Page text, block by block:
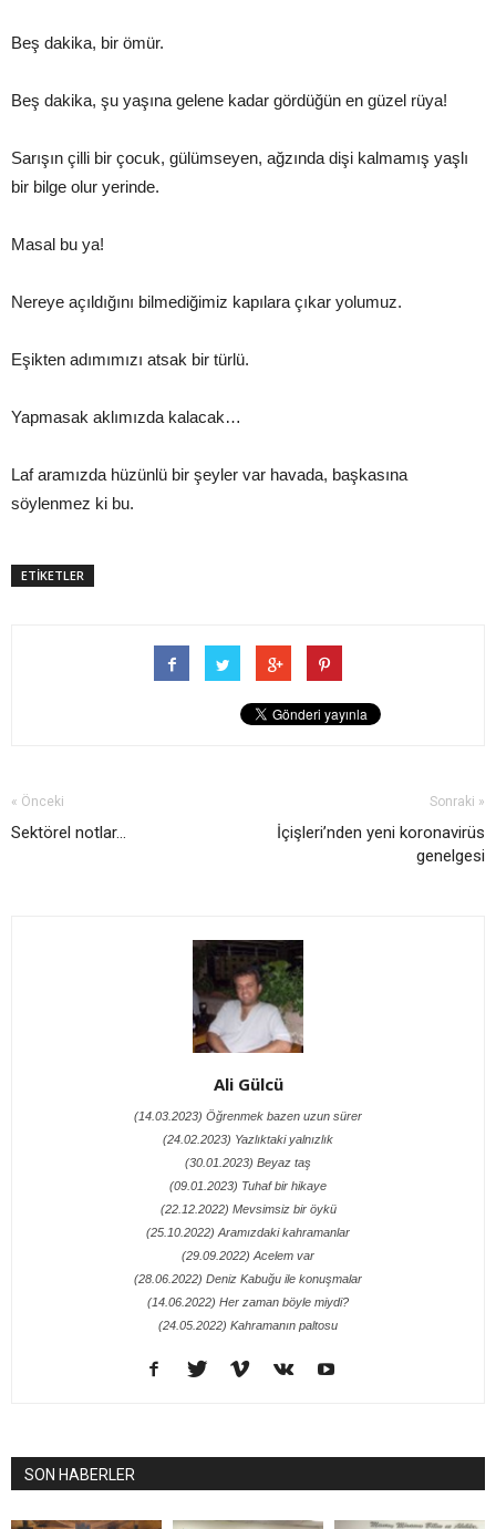
Beş dakika, bir ömür.
Beş dakika, şu yaşına gelene kadar gördüğün en güzel rüya!
Sarışın çilli bir çocuk, gülümseyen, ağzında dişi kalmamış yaşlı
bir bilge olur yerinde.
Masal bu ya!
Nereye açıldığını bilmediğimiz kapılara çıkar yolumuz.
Eşikten adımımızı atsak bir türlü.
Yapmasak aklımızda kalacak…
Laf aramızda hüzünlü bir şeyler var havada, başkasına
söylenmez ki bu.
ETİKETLER
« Önceki
Sektörel notlar…
Sonraki »
İçişleri’nden yeni koronavirüs
genelgesi
Ali Gülcü
(14.03.2023) Öğrenmek bazen uzun sürer
(24.02.2023) Yazlıktaki yalnızlık
(30.01.2023) Beyaz taş
(09.01.2023) Tuhaf bir hikaye
(22.12.2022) Mevsimsiz bir öykü
(25.10.2022) Aramızdaki kahramanlar
(29.09.2022) Acelem var
(28.06.2022) Deniz Kabuğu ile konuşmalar
(14.06.2022) Her zaman böyle miydi?
(24.05.2022) Kahramanın paltosu
SON HABERLER